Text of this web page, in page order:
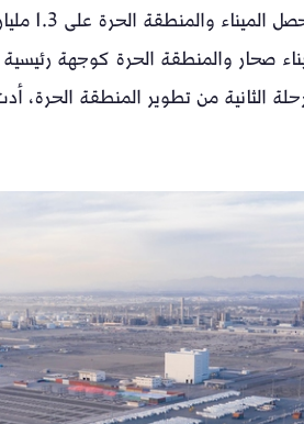
صحار والمنطقة الحرة كوجهة رئيسية